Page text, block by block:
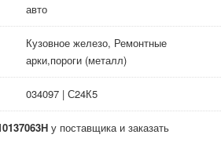
авто
Кузовное железо, Ремонтные
арки,пороги (металл)
034097 | С24К5
у поставщика и заказать